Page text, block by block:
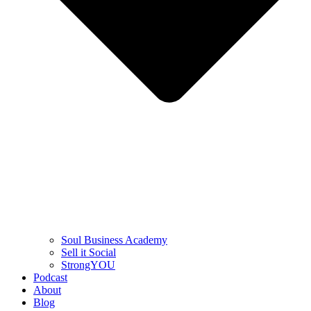
Soul Business Academy
Sell it Social
StrongYOU
Podcast
About
Blog